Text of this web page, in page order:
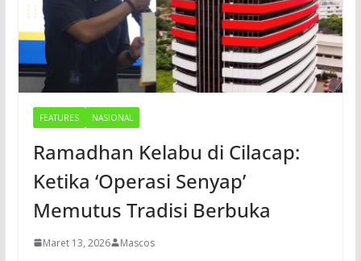
FEATURES NASIONAL
Ramadhan Kelabu di Cilacap:
Ketika ‘Operasi Senyap’
Memutus Tradisi Berbuka
Maret 13, 2026 Mascos